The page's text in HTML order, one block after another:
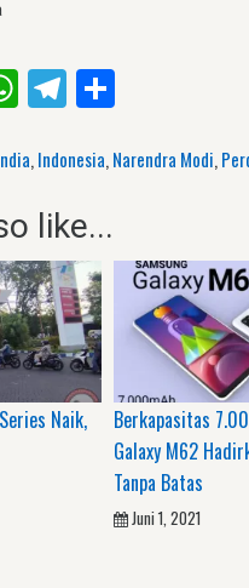
WhatsApp
Telegram
,Indonesia,Narendra Modi,
like...
Naik,
Berkapasitas
Galaxy M62
Tanpa Batas
Juni 1, 2021